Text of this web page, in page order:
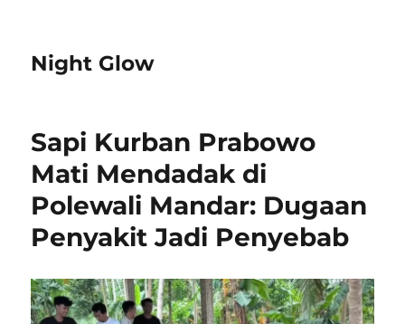
Night Glow
Sapi Kurban Prabowo
Mati Mendadak di
Polewali Mandar: Dugaan
Penyakit Jadi Penyebab